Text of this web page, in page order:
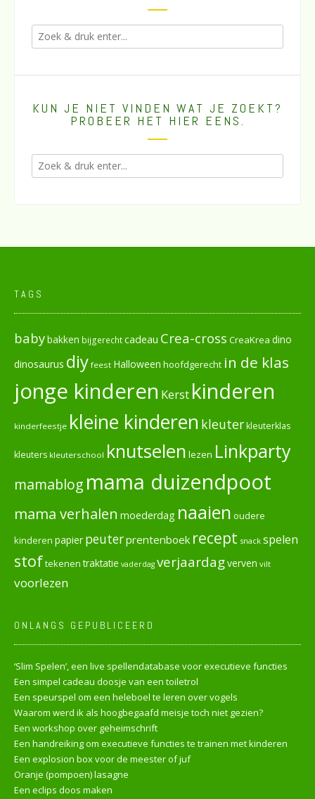
KUN JE NIET VINDEN WAT JE ZOEKT?
PROBEER HET HIER EENS.
TAGS
babybakken bijgerechtcadeau Crea-cross CreaKrea dino
dinosaurus diy feest Halloween hoofdgerecht in de klas
jonge kinderen Kerst kinderen
kinderfeestje kleine kinderen kleuterkleuterklas
kleuters kleuterschool knutselen lezen Linkparty
mamablog mama duizendpoot
mama verhalen moederdag naaien oudere
kinderen papier peuterprentenboek recept snack spelen
stoftekenen traktatie vaderdag verjaardagverven vilt
voorlezen
ONLANGS GEPUBLICEERD
‘Slim Spelen’, een live spellendatabase voor executieve functies
Een simpel cadeau doosje van een toiletrol
Een speurspel om een heleboel te leren over vogels
Waarom werd ik als hoogbegaafd meisje toch niet gezien?
Een workshop over geheimschrift
Een handreiking om executieve functies te trainen met kinderen
Een explosion box voor de meester of juf
Oranje (pompoen) lasagne
Een eclips doos maken